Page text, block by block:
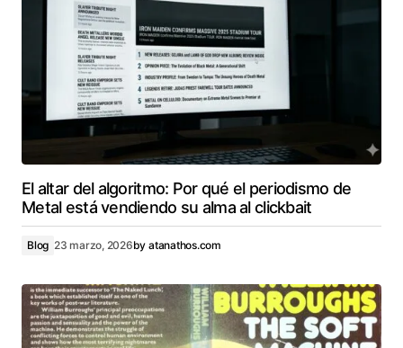
El altar del algoritmo: Por qué el periodismo de
Metal está vendiendo su alma al clickbait
Blog 23 marzo, 2026by atanathos.com